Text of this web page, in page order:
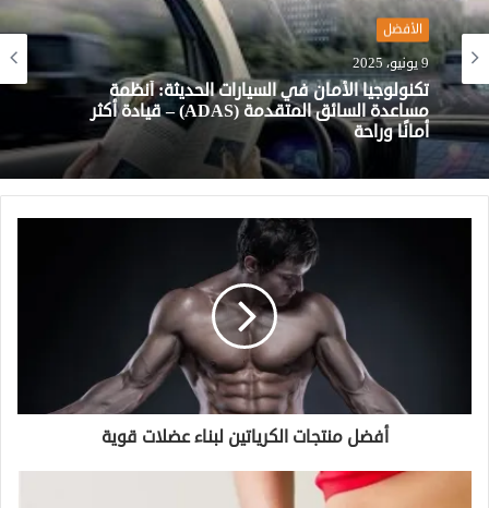
الأفضل
9 يونيو، 2025
تكنولوجيا الأمان في السيارات الحديثة: أنظمة
مساعدة السائق المتقدمة (ADAS) – قيادة أكثر
أمانًا وراحة
الأفضل
28 مايو، 2025
أفضل الشواحن المنزلية للسيارات الكهربائية لعام
أفضل منتجات الكرياتين لبناء عضلات قوية